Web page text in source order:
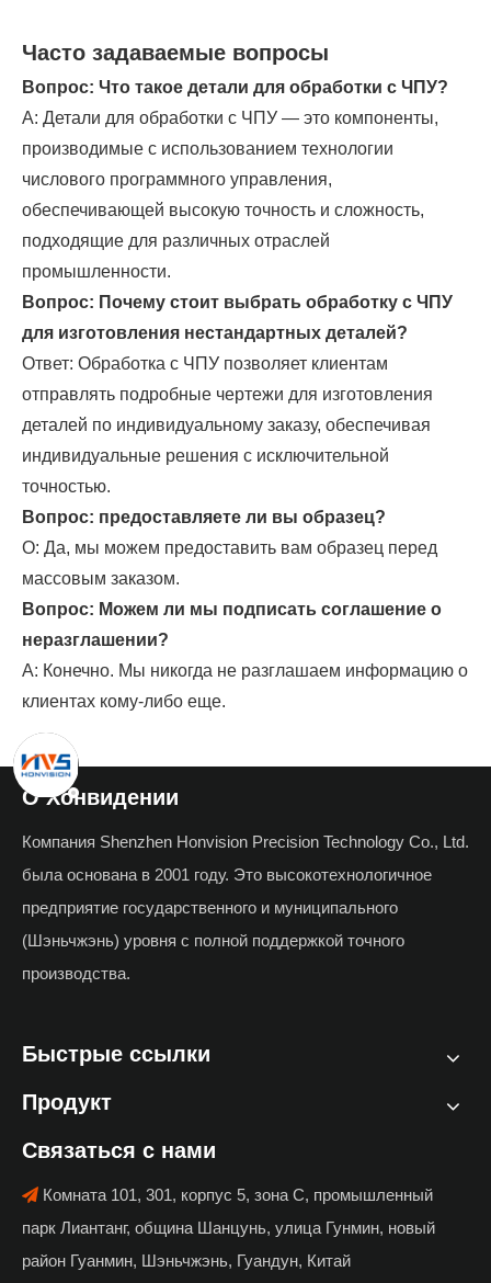
Часто задаваемые вопросы
Вопрос: Что такое детали для обработки с ЧПУ?
A: Детали для обработки с ЧПУ — это компоненты,
производимые с использованием технологии
числового программного управления,
обеспечивающей высокую точность и сложность,
подходящие для различных отраслей
промышленности.
Вопрос: Почему стоит выбрать обработку с ЧПУ
для изготовления нестандартных деталей?
Ответ: Обработка с ЧПУ позволяет клиентам
отправлять подробные чертежи для изготовления
деталей по индивидуальному заказу, обеспечивая
индивидуальные решения с исключительной
точностью.
Вопрос: предоставляете ли вы образец?
О: Да, мы можем предоставить вам образец перед
массовым заказом.
Вопрос: Можем ли мы подписать соглашение о
неразглашении?
А: Конечно. Мы никогда не разглашаем информацию о
клиентах кому-либо еще.
О Хонвидении
Компания Shenzhen Honvision Precision Technology Co., Ltd.
была основана в 2001 году. Это высокотехнологичное
предприятие государственного и муниципального
(Шэньчжэнь) уровня с полной поддержкой точного
производства.
Быстрые ссылки
Продукт
Связаться с нами
 Комната 101, 301, корпус 5, зона C, промышленный
парк Лиантанг, община Шанцунь, улица Гунмин, новый
район Гуанмин, Шэньчжэнь, Гуандун, Китай